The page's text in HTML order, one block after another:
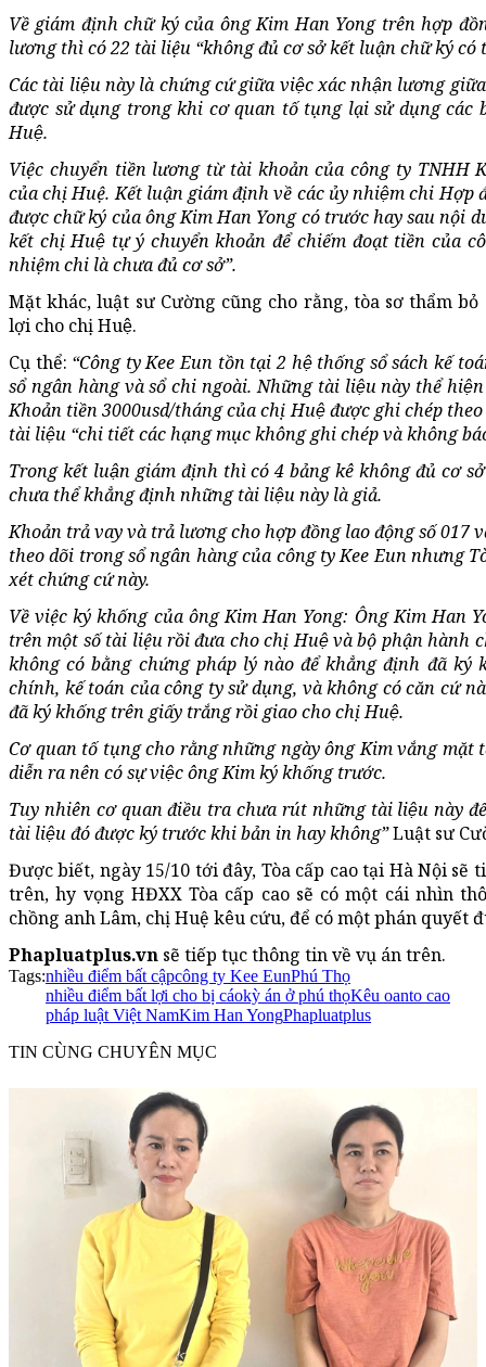
Về giám định chữ ký của ông Kim Han Yong trên hợp
lương thì có 22 tài liệu “không đủ cơ sở kết luận chữ ký có
Các tài liệu này là chứng cứ giữa việc xác nhận lương
được sử dụng trong khi cơ quan tố tụng lại sử dụng các
Huệ.
Việc chuyển tiền lương từ tài khoản của công ty TNHH
của chị Huệ. Kết luận giám định về các ủy nhiệm chi Hợp
được chữ ký của ông Kim Han Yong có trước hay sau nội
kết chị Huệ tự ý chuyển khoản để chiếm đoạt tiền của
nhiệm chi là chưa đủ cơ sở”.
Mặt khác, luật sư Cường cũng cho rằng, tòa sơ thẩm
lợi cho chị Huệ.
Cụ thể: “Công ty Kee Eun tồn tại 2 hệ thống sổ sách kế
sổ ngân hàng và sổ chi ngoài. Những tài liệu này thể
Khoản tiền 3000usd/tháng của chị Huệ được ghi chép
tài liệu “chi tiết các hạng mục không ghi chép và không
Trong kết luận giám định thì có 4 bảng kê không đủ cơ
chưa thể khẳng định những tài liệu này là giả.
Khoản trả vay và trả lương cho hợp đồng lao động số 017
theo dõi trong sổ ngân hàng của công ty Kee Eun nhưng
xét chứng cứ này.
Về việc ký khống của ông Kim Han Yong: Ông Kim Han
trên một số tài liệu rồi đưa cho chị Huệ và bộ phận hành
không có bằng chứng pháp lý nào để khẳng định đã ký
chính, kế toán của công ty sử dụng, và không có căn cứ
đã ký khống trên giấy trắng rồi giao cho chị Huệ.
Cơ quan tố tụng cho rằng những ngày ông Kim vắng
diễn ra nên có sự việc ông Kim ký khống trước.
Tuy nhiên cơ quan điều tra chưa rút những tài liệu này
tài liệu đó được ký trước khi bản in hay không”Luật sư
Được biết, ngày 15/10 tới đây, Tòa cấp cao tại Hà Nội sẽ
trên, hy vọng HĐXX Tòa cấp cao sẽ có một cái nhìn
chồng anh Lâm, chị Huệ kêu cứu, để có một phán quyết
Phapluatplus.vn sẽ tiếp tục thông tin về vụ án trên.
Tags:nhiều điểm bất cậpcông ty Kee EunPhú Thọ
nhiều điểm bất lợi cho bị cáokỳ án ở phú thọKêu oanto cao
pháp luật Việt NamKim Han YongPhapluatplus
TIN CÙNG CHUYÊN MỤC